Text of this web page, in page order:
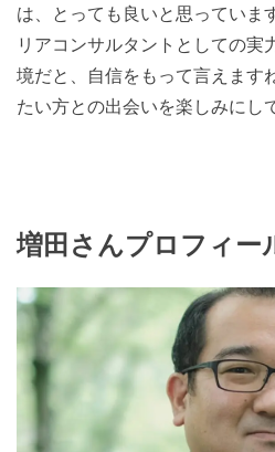
は、とっても良いと思っていま
リアコンサルタントとしての実
境だと、自信をもって言えます
たい方との出会いを楽しみにし
増田さんプロフィー